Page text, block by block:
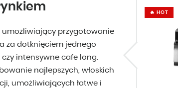
umożliwiający przygotowanie
za dotknięciem jednego
intensywne cafe long.
najlepszych, włoskich
umożliwiających łatwe i
🔥 HOT